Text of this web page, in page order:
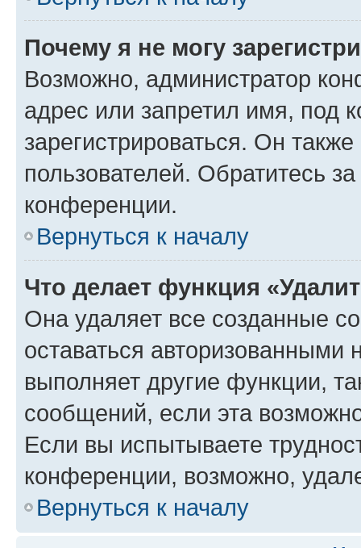
Почему я не могу
Возможно, администратор
адрес или запретил имя, под
зарегистрироваться. Он
пользователей. Обратитесь
конференции.
Вернуться к началу
Что делает функция
Она удаляет все созданные
оставаться авторизованными
выполняет другие функции,
сообщений, если эта
Если вы испытываете
конференции, возможно,
Вернуться к началу